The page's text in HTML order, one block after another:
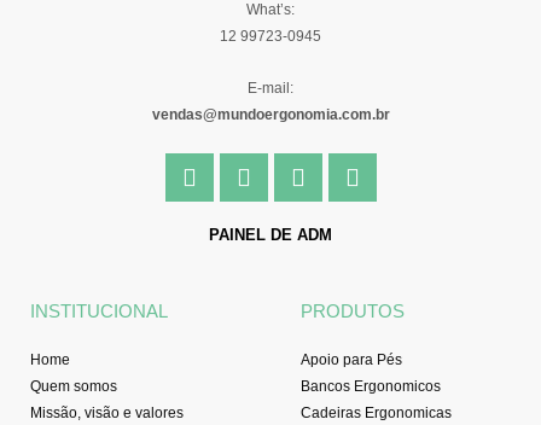
What’s:
12 99723-0945
E-mail:
vendas@mundoergonomia.com.br
F
a
I
n
t
Y
o
t
e
L
i
i
PAINEL DE ADM
INSTITUCIONAL
Home
Quem somos
Missão, visão e valores
PRODUTOS
Apoio para Pés
Bancos Ergonomicos
Cadeiras Ergonomicas